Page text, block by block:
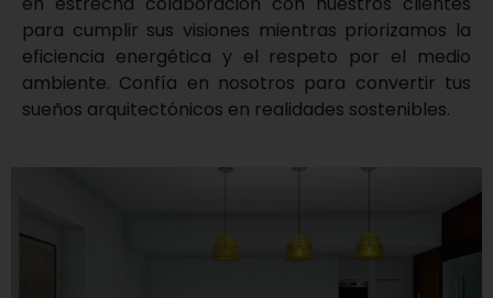
para cumplir sus visiones mientras priorizamos la
eficiencia energética y el respeto por el medio
ambiente. Confía en nosotros para convertir tus
sueños arquitectónicos en realidades sostenibles.